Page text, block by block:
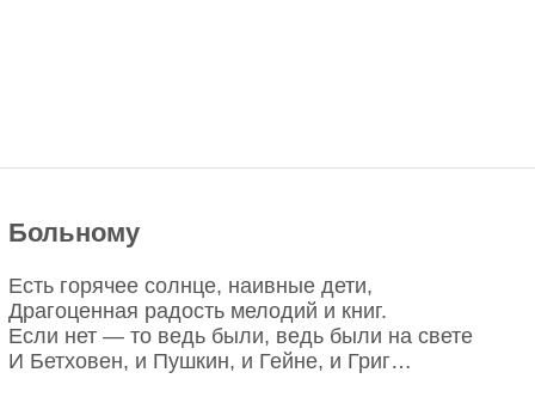
Больному
Есть горячее солнце, наивные дети,
Драгоценная радость мелодий и книг.
Если нет — то ведь были, ведь были на свете
И Бетховен, и Пушкин, и Гейне, и Григ…